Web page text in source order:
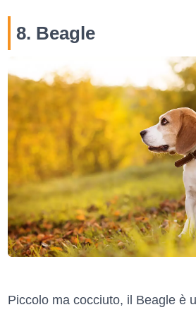
8. Beagle
Piccolo ma cocciuto, il Beagle è